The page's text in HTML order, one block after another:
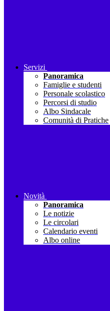
Servizi
Panoramica
Famiglie e studenti
Personale scolastico
Percorsi di studio
Albo Sindacale
Comunità di Pratiche
Novità
Panoramica
Le notizie
Le circolari
Calendario eventi
Albo online